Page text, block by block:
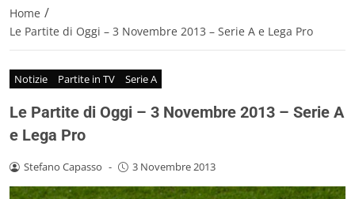
Home /
Le Partite di Oggi – 3 Novembre 2013 – Serie A e Lega Pro
Notizie Partite in TV Serie A
Le Partite di Oggi – 3 Novembre 2013 – Serie A
e Lega Pro
Stefano Capasso - 3 Novembre 2013